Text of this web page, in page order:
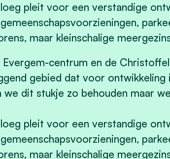
pleit voor een verstandige
maar kleinschalige
Evergem-centrum en de
gebied dat voor
we dit stukje zo behouden maar
pleit voor een verstandige
maar kleinschalige